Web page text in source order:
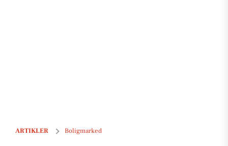
ARTIKLER Boligmarked
Hornbækvej 125 er til salg for kun 825.000 kr.: Se de billigste